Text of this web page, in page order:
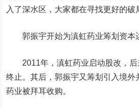
入了深水区，大家都在寻找更好的破
郭振宇开始为滇虹药业筹划资本
2011年，滇虹药业启动股改，后
终止。其后，郭振宇又筹划引入境外
药业被拜耳收购。